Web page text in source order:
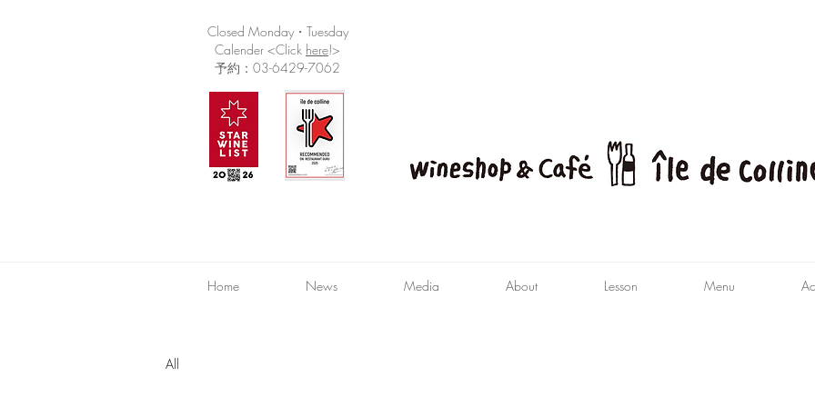
Closed Monday・Tuesday
Calender <Click here!>
予約：03-6429-7062
Home News Media About Lesson Menu
All